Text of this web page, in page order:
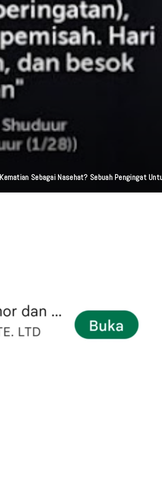
Sebagai Nasehat? Sebuah Pengingat